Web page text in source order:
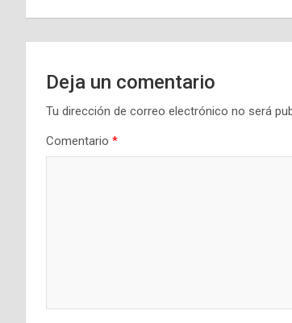
entradas
Deja un comentario
Tu dirección de correo electrónico no será
Comentario *